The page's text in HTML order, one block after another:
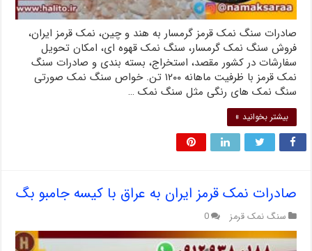
صادرات سنگ نمک قرمز گرمسار به هند و چین، نمک قرمز ایران،
فروش سنگ نمک گرمسار، سنگ نمک قهوه ای، امکان تحویل
سفارشات در کشور مقصد، استخراج، بسته بندی و صادرات سنگ
نمک قرمز با ظرفیت ماهانه ۱۲۰۰ تن. خواص سنگ نمک صورتی
سنگ نمک های رنگی مثل سنگ نمک …
بیشتر بخوانید »
صادرات نمک قرمز ایران به عراق با کیسه جامبو بگ
سنگ نمک قرمز 0